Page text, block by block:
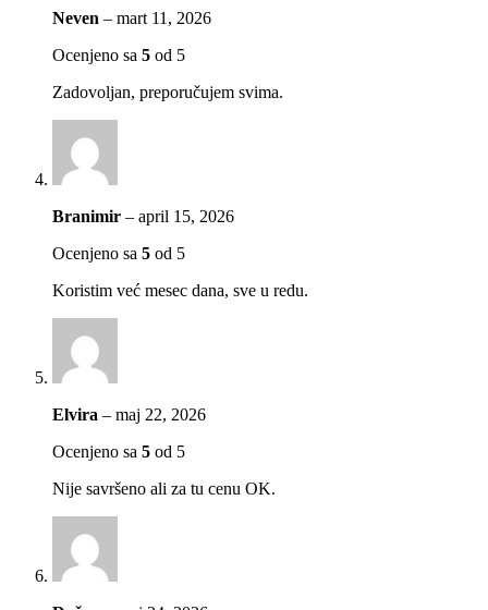
Neven – mart 11, 2026
Ocenjeno sa 5 od 5
Zadovoljan, preporučujem svima.
Branimir – april 15, 2026
Ocenjeno sa 5 od 5
Koristim već mesec dana, sve u redu.
Elvira – maj 22, 2026
Ocenjeno sa 5 od 5
Nije savršeno ali za tu cenu OK.